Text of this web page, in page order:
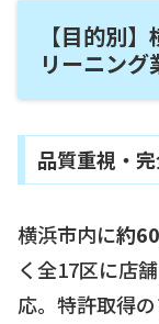
【目的別
リーニング
品質重視・
横浜市内に約
く全17区に店
応。特許取得